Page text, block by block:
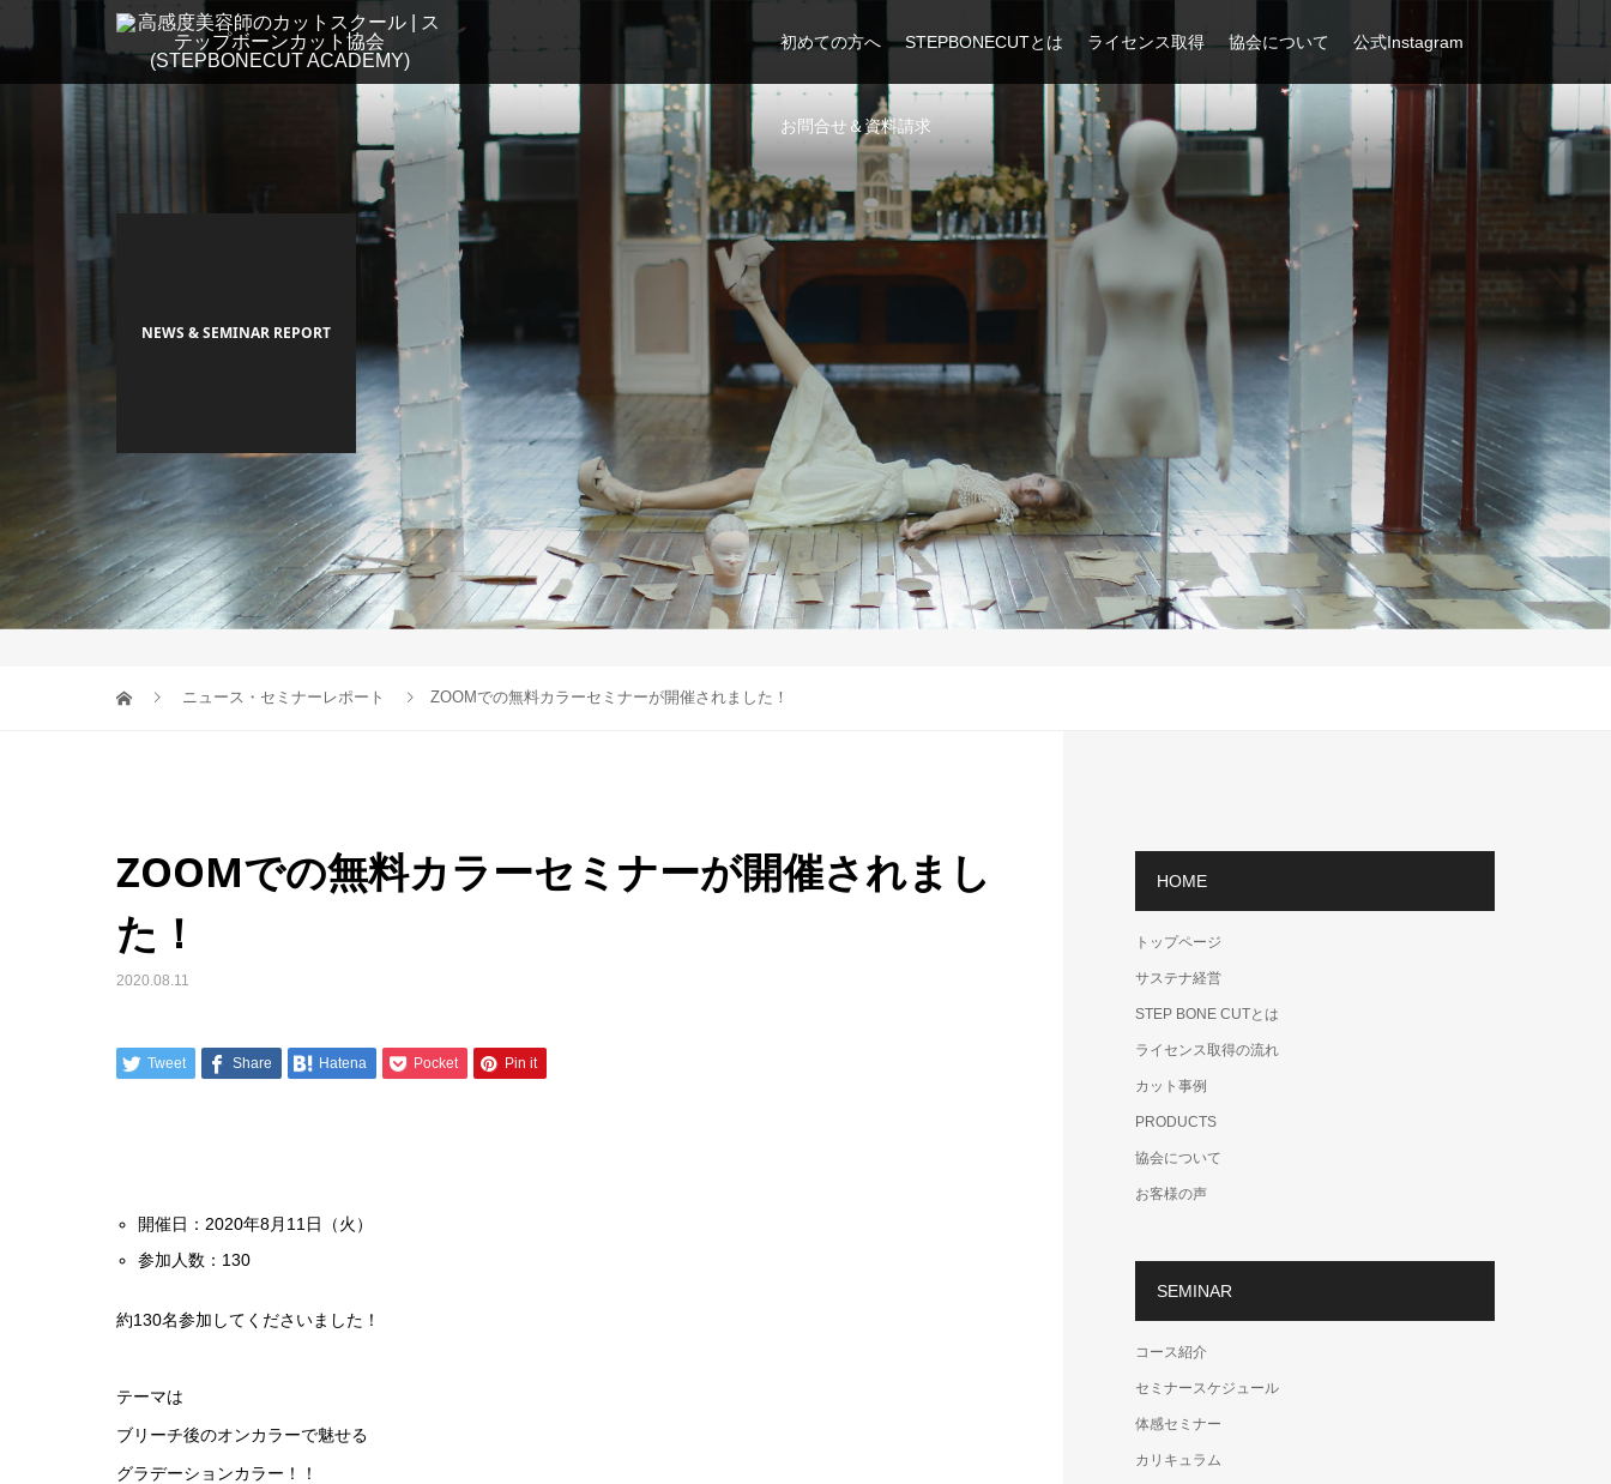
初めての方へ STEPBONECUTとは ライセンス取得 協会について 公式Instagram
お問合せ＆資料請求
NEWS & SEMINAR REPORT
ニュース・セミナーレポート ZOOMでの無料カラーセミナーが開催されました！
ZOOMでの無料カラーセミナーが開催されまし
た！
2020.08.11
Tweet Share Hatena Pocket Pin it
開催日：2020年8月11日（火）
参加人数：130
約130名参加してくださいました！
テーマは
ブリーチ後のオンカラーで魅せる
グラデーションカラー！！
HOME
トップページ
サステナ経営
STEP BONE CUTとは
ライセンス取得の流れ
カット事例
PRODUCTS
協会について
お客様の声
SEMINAR
コース紹介
セミナースケジュール
体感セミナー
カリキュラム